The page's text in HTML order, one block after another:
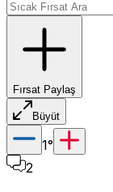
Fırsat Paylaş
Büyüt
1°
2